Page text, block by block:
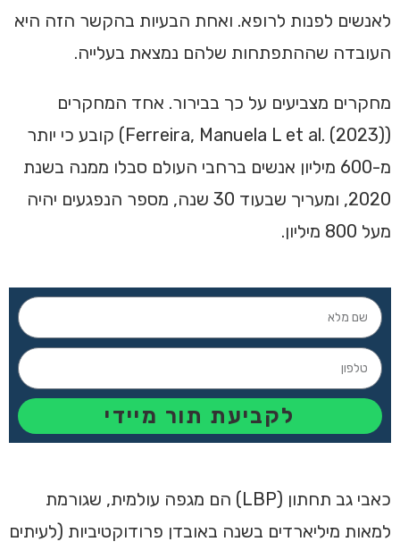
לאנשים לפנות לרופא. ואחת הבעיות בהקשר הזה היא
העובדה שההתפתחות שלהם נמצאת בעלייה.
מחקרים מצביעים על כך בבירור. אחד המחקרים
(Ferreira, Manuela L et al. (2023)) קובע כי יותר
מ-600 מיליון אנשים ברחבי העולם סבלו ממנה בשנת
2020, ומעריך שבעוד 30 שנה, מספר הנפגעים יהיה
מעל 800 מיליון.
לקביעת תור מיידי
כאבי גב תחתון (LBP) הם מגפה עולמית, שגורמת
למאות מיליארדים בשנה באובדן פרודוקטיביות (לעיתים